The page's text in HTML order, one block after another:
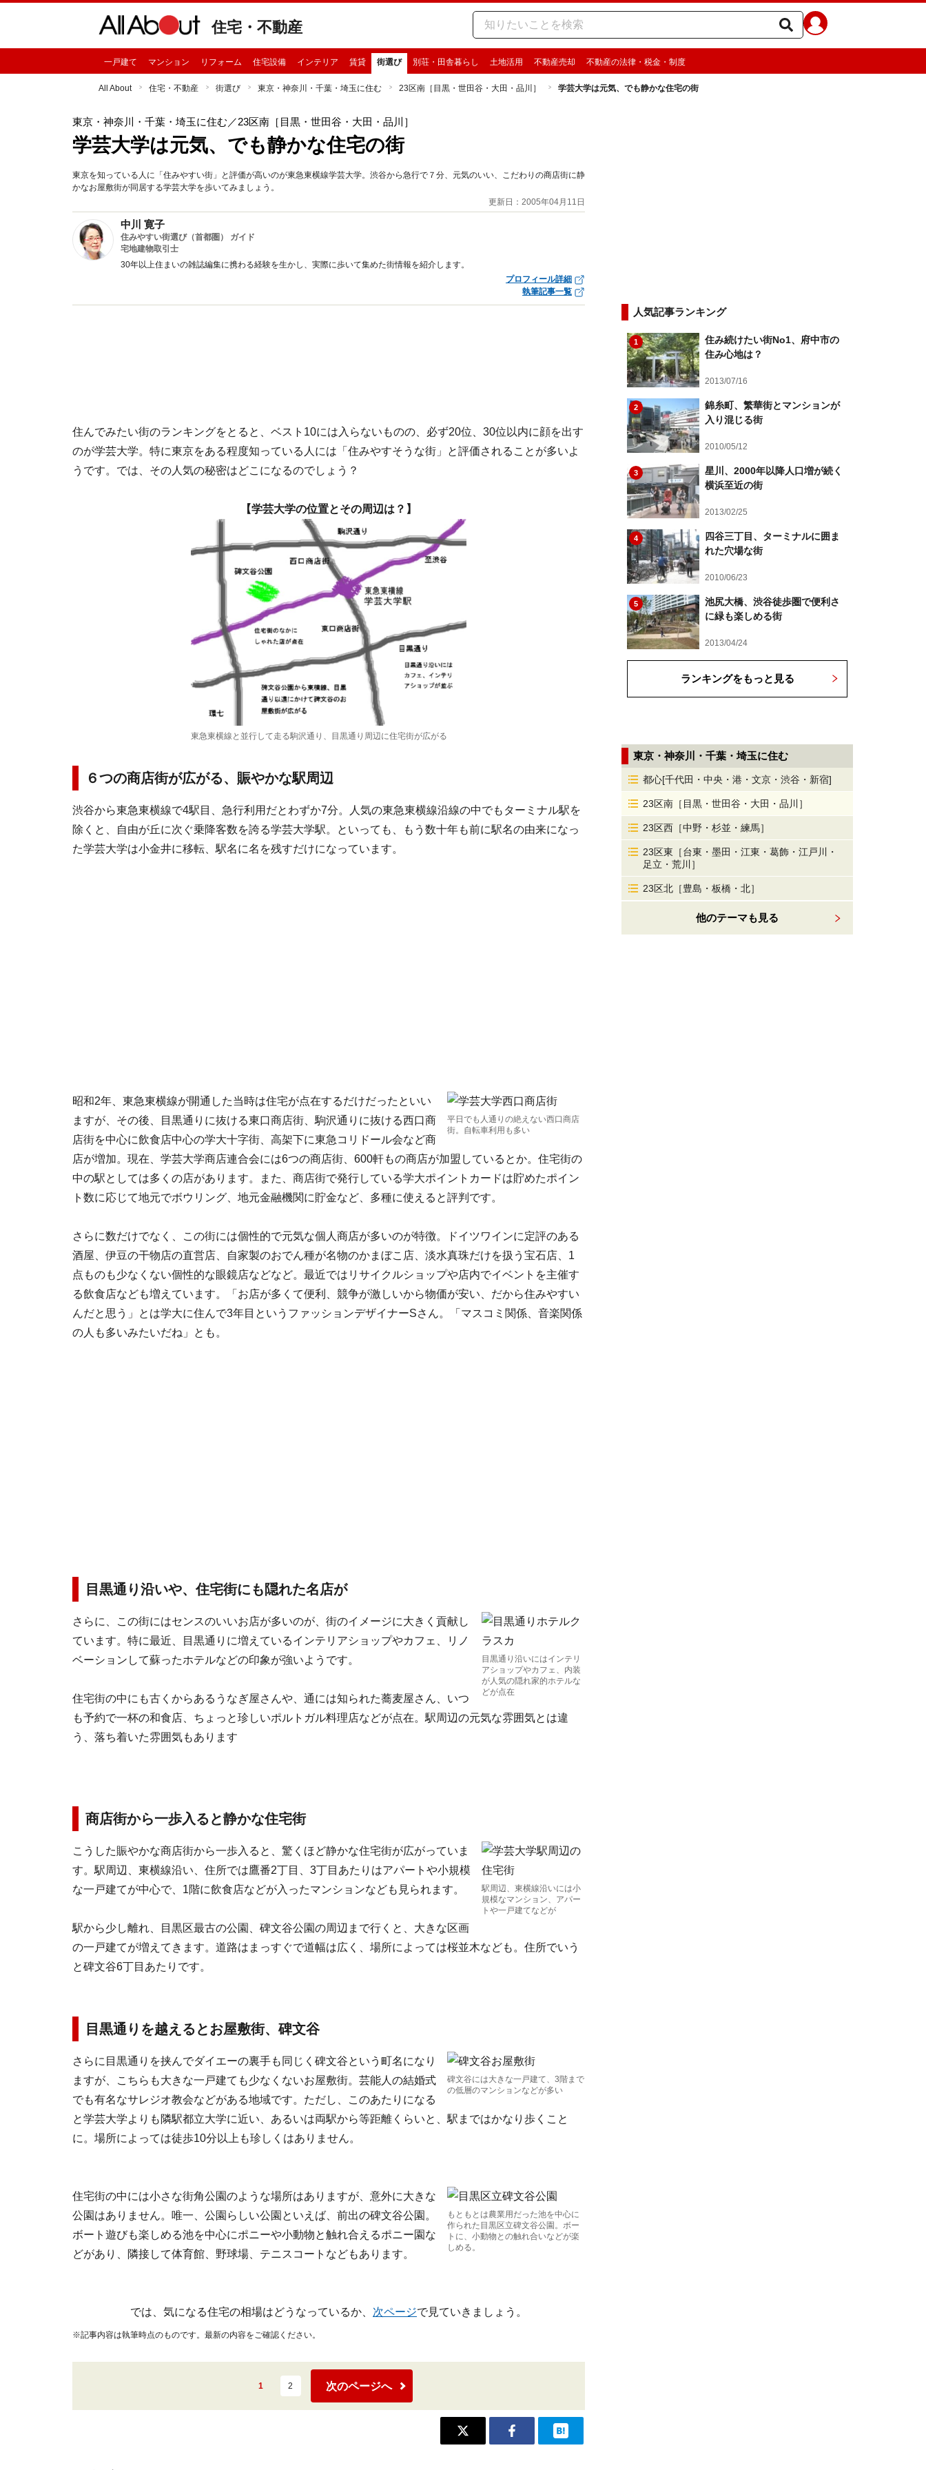
住宅・不動産
一戸建て マンション リフォーム 住宅設備 インテリア 賃貸 街選び 別荘・田舎暮らし 土地活用 不動産売却 不動産の法律・税金・制度
All About 住宅・不動産 街選び 東京・神奈川・千葉・埼玉に住む 23区南［目黒・世田谷・大田・品川］ 学芸大学は元気、でも静かな住宅の街
東京・神奈川・千葉・埼玉に住む ／23区南［目黒・世田谷・大田・品川］
学芸大学は元気、でも静かな住宅の街
東京を知っている人に「住みやすい街」と評価が高いのが東急東横線学芸大学。渋谷から急行で７分、元気のいい、こだわりの商店街に静
かなお屋敷街が同居する学芸大学を歩いてみましょう。
更新日：2005年04月11日
中川 寛子
住みやすい街選び（首都圏） ガイド
宅地建物取引士
30年以上住まいの雑誌編集に携わる経験を生かし、実際に歩いて集めた街情報を紹介します。
プロフィール詳細
執筆記事一覧
住んでみたい街のランキングをとると、ベスト10には入らないものの、必ず20位、30位以内に顔を出す
のが学芸大学。特に東京をある程度知っている人には「住みやすそうな街」と評価されることが多いよ
うです。では、その人気の秘密はどこになるのでしょう？
【学芸大学の位置とその周辺は？】
東急東横線と並行して走る駒沢通り、目黒通り周辺に住宅街が広がる
６つの商店街が広がる、賑やかな駅周辺
渋谷から東急東横線で4駅目、急行利用だとわずか7分。人気の東急東横線沿線の中でもターミナル駅を
除くと、自由が丘に次ぐ乗降客数を誇る学芸大学駅。といっても、もう数十年も前に駅名の由来になっ
た学芸大学は小金井に移転、駅名に名を残すだけになっています。
平日でも人通りの絶えない西口商店
街。自転車利用も多い
昭和2年、東急東横線が開通した当時は住宅が点在するだけだったといい
ますが、その後、目黒通りに抜ける東口商店街、駒沢通りに抜ける西口商
店街を中心に飲食店中心の学大十字街、高架下に東急コリドール会など商
店が増加。現在、学芸大学商店連合会には6つの商店街、600軒もの商店が加盟しているとか。住宅街の
中の駅としては多くの店があります。また、商店街で発行している学大ポイントカードは貯めたポイン
ト数に応じて地元でボウリング、地元金融機関に貯金など、多種に使えると評判です。
さらに数だけでなく、この街には個性的で元気な個人商店が多いのが特徴。ドイツワインに定評のある
酒屋、伊豆の干物店の直営店、自家製のおでん種が名物のかまぼこ店、淡水真珠だけを扱う宝石店、1
点ものも少なくない個性的な眼鏡店などなど。最近ではリサイクルショップや店内でイベントを主催す
る飲食店なども増えています。「お店が多くて便利、競争が激しいから物価が安い、だから住みやすい
んだと思う」とは学大に住んで3年目というファッションデザイナーSさん。「マスコミ関係、音楽関係
の人も多いみたいだね」とも。
目黒通り沿いや、住宅街にも隠れた名店が
目黒通り沿いにはインテリ
アショップやカフェ、内装
が人気の隠れ家的ホテルな
どが点在
さらに、この街にはセンスのいいお店が多いのが、街のイメージに大きく貢献し
ています。特に最近、目黒通りに増えているインテリアショップやカフェ、リノ
ベーションして蘇ったホテルなどの印象が強いようです。
住宅街の中にも古くからあるうなぎ屋さんや、通には知られた蕎麦屋さん、いつ
も予約で一杯の和食店、ちょっと珍しいポルトガル料理店などが点在。駅周辺の元気な雰囲気とは違
う、落ち着いた雰囲気もあります
商店街から一歩入ると静かな住宅街
駅周辺、東横線沿いには小
規模なマンション、アパー
トや一戸建てなどが
こうした賑やかな商店街から一歩入ると、驚くほど静かな住宅街が広がっていま
す。駅周辺、東横線沿い、住所では鷹番2丁目、3丁目あたりはアパートや小規模
な一戸建てが中心で、1階に飲食店などが入ったマンションなども見られます。
駅から少し離れ、目黒区最古の公園、碑文谷公園の周辺まで行くと、大きな区画
の一戸建てが増えてきます。道路はまっすぐで道幅は広く、場所によっては桜並木なども。住所でいう
と碑文谷6丁目あたりです。
目黒通りを越えるとお屋敷街、碑文谷
碑文谷には大きな一戸建て、3階まで
の低層のマンションなどが多い
さらに目黒通りを挟んでダイエーの裏手も同じく碑文谷という町名になり
ますが、こちらも大きな一戸建ても少なくないお屋敷街。芸能人の結婚式
でも有名なサレジオ教会などがある地域です。ただし、このあたりになる
と学芸大学よりも隣駅都立大学に近い、あるいは両駅から等距離くらいと、駅まではかなり歩くこと
に。場所によっては徒歩10分以上も珍しくはありません。
もともとは農業用だった池を中心に
作られた目黒区立碑文谷公園。ボー
トに、小動物との触れ合いなどが楽
しめる。
住宅街の中には小さな街角公園のような場所はありますが、意外に大きな
公園はありません。唯一、公園らしい公園といえば、前出の碑文谷公園。
ボート遊びも楽しめる池を中心にポニーや小動物と触れ合えるポニー園な
どがあり、隣接して体育館、野球場、テニスコートなどもあります。
では、気になる住宅の相場はどうなっているか、 次ページで見ていきましょう。
※記事内容は執筆時点のものです。最新の内容をご確認ください。
1 2 次のページへ
人気記事ランキング
1
住み続けたい街No1、府中市の
住み心地は？
2013/07/16
2
錦糸町、繁華街とマンションが
入り混じる街
2010/05/12
3
星川、2000年以降人口増が続く
横浜至近の街
2013/02/25
4
四谷三丁目、ターミナルに囲ま
れた穴場な街
2010/06/23
5
池尻大橋、渋谷徒歩圏で便利さ
に緑も楽しめる街
2013/04/24
ランキングをもっと見る
東京・神奈川・千葉・埼玉に住む
都心[千代田・中央・港・文京・渋谷・新宿]
23区南［目黒・世田谷・大田・品川］
23区西［中野・杉並・練馬］
23区東［台東・墨田・江東・葛飾・江戸川・
足立・荒川］
23区北［豊島・板橋・北］
他のテーマも見る